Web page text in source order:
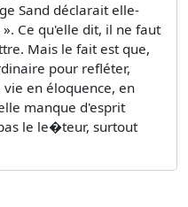
Sand déclarait elle-
Ce qu'elle dit, il ne faut
Mais le fait est que,
pour refléter,
en éloquence, en
manque d'esprit
le le�teur, surtout